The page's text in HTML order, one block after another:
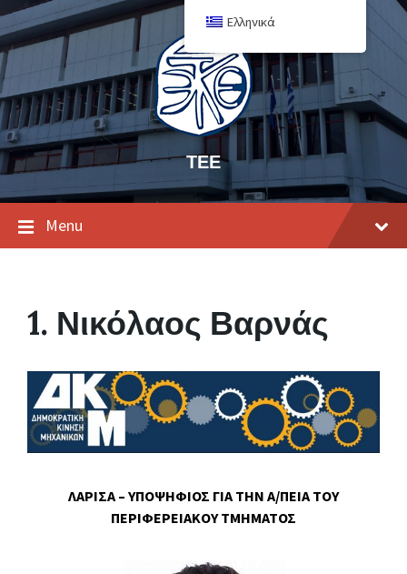
ΤΕΕ
Menu
1. Νικόλαος Βαρνάς
ΛΑΡΙΣΑ – ΥΠΟΨΗΦΙΟΣ ΓΙΑ ΤΗΝ Α/ΠΕΙΑ ΤΟΥ
ΠΕΡΙΦΕΡΕΙΑΚΟΥ ΤΜΗΜΑΤΟΣ
Ελληνικά